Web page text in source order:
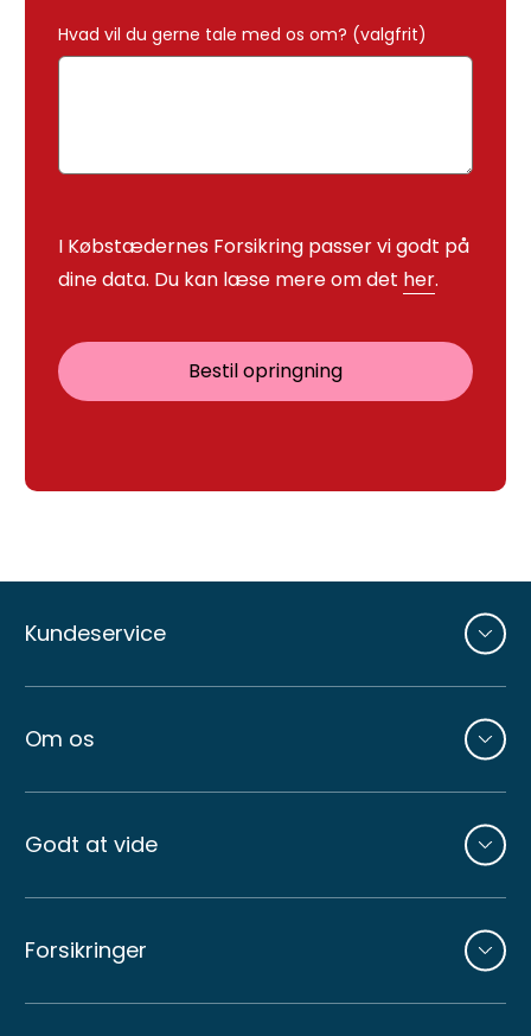
Hvad vil du gerne tale med os om? (valgfrit)
I Købstædernes Forsikring passer vi godt på
dine data. Du kan læse mere om det her.
Bestil opringning
sider
Kundeservice
Om os
Godt at vide
Forsikringer